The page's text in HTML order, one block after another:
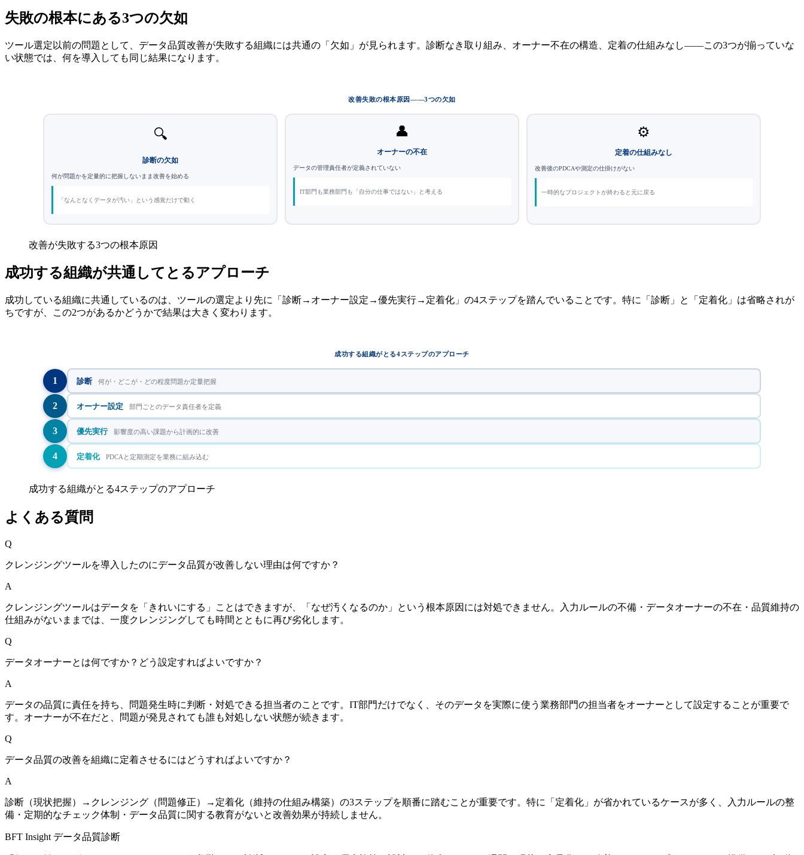
失敗の根本にある3つの欠如
ツール選定以前の問題として、データ品質改善が失敗する組織には共通の「欠如」が見られます。診断なき取り組み、オーナー不在の構造、定着の仕組みなし——この3つが揃っていな
い状態では、何を導入しても同じ結果になります。
改善失敗の根本原因——3つの欠如
🔍
診断の欠如
何が問題かを定量的に把握しないまま改善を始める
「なんとなくデータが汚い」という感覚だけで動く
👤
オーナーの不在
データの管理責任者が定義されていない
IT部門も業務部門も「自分の仕事ではない」と考える
⚙️
定着の仕組みなし
改善後のPDCAや測定の仕掛けがない
一時的なプロジェクトが終わると元に戻る
改善が失敗する3つの根本原因
成功する組織が共通してとるアプローチ
成功している組織に共通しているのは、ツールの選定より先に「診断→オーナー設定→優先実行→定着化」の4ステップを踏んでいることです。特に「診断」と「定着化」は省略されが
ちですが、この2つがあるかどうかで結果は大きく変わります。
成功する組織がとる4ステップのアプローチ
1 診断 何が・どこが・どの程度問題か定量把握
2 オーナー設定 部門ごとのデータ責任者を定義
3 優先実行 影響度の高い課題から計画的に改善
4 定着化 PDCAと定期測定を業務に組み込む
成功する組織がとる4ステップのアプローチ
よくある質問
Q
クレンジングツールを導入したのにデータ品質が改善しない理由は何ですか？
A
クレンジングツールはデータを「きれいにする」ことはできますが、「なぜ汚くなるのか」という根本原因には対処できません。入力ルールの不備・データオーナーの不在・品質維持の
仕組みがないままでは、一度クレンジングしても時間とともに再び劣化します。
Q
データオーナーとは何ですか？どう設定すればよいですか？
A
データの品質に責任を持ち、問題発生時に判断・対処できる担当者のことです。IT部門だけでなく、そのデータを実際に使う業務部門の担当者をオーナーとして設定することが重要で
す。オーナーが不在だと、問題が発見されても誰も対処しない状態が続きます。
Q
データ品質の改善を組織に定着させるにはどうすればよいですか？
A
診断（現状把握）→クレンジング（問題修正）→定着化（維持の仕組み構築）の3ステップを順番に踏むことが重要です。特に「定着化」が省かれているケースが多く、入力ルールの整
備・定期的なチェック体制・データ品質に関する教育がないと改善効果が持続しません。
BFT Insight データ品質診断